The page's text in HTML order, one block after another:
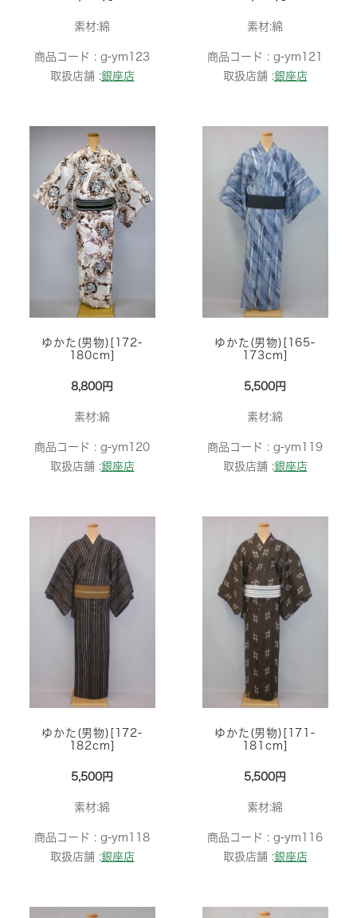
素材:綿
商品コード : g-ym123
取扱店舗 :銀座店
素材:綿
商品コード : g-ym121
取扱店舗 :銀座店
ゆかた(男物)[172-
180cm]
8,800円
素材:綿
商品コード : g-ym120
取扱店舗 :銀座店
ゆかた(男物)[165-
173cm]
5,500円
素材:綿
商品コード : g-ym119
取扱店舗 :銀座店
ゆかた(男物)[172-
182cm]
5,500円
素材:綿
商品コード : g-ym118
取扱店舗 :銀座店
ゆかた(男物)[171-
181cm]
5,500円
素材:綿
商品コード : g-ym116
取扱店舗 :銀座店